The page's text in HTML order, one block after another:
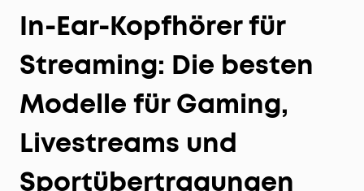
In-Ear-Kopfhörer für
Streaming: Die besten
Modelle für Gaming,
Livestreams und
Sportübertragungen